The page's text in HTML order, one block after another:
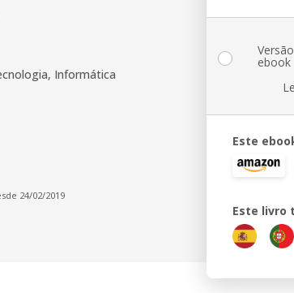
Informática
24/02/2019
Versão
ebook
Este
Este livro